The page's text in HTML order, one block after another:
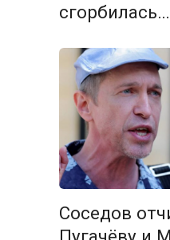
сгорбилась…
Соседов